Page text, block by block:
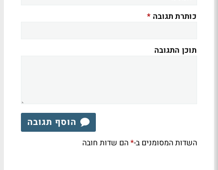
כותרת תגובה *
תוכן התגובה
הוסף תגובה
השדות המסומנים ב-*הם שדות חובה